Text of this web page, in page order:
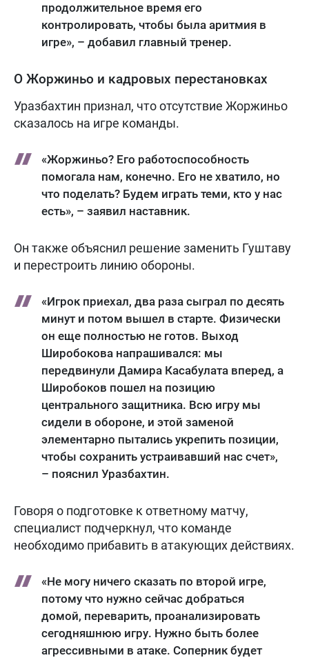
продолжительное время его
контролировать, чтобы была аритмия в
игре», – добавил главный тренер.
О Жоржиньо и кадровых перестановках
Уразбахтин признал, что отсутствие Жоржиньо
сказалось на игре команды.
«Жоржиньо? Его работоспособность
помогала нам, конечно. Его не хватило, но
что поделать? Будем играть теми, кто у нас
есть», – заявил наставник.
Он также объяснил решение заменить Гуштаву
и перестроить линию обороны.
«Игрок приехал, два раза сыграл по десять
минут и потом вышел в старте. Физически
он еще полностью не готов. Выход
Широбокова напрашивался: мы
передвинули Дамира Касабулата вперед, а
Широбоков пошел на позицию
центрального защитника. Всю игру мы
сидели в обороне, и этой заменой
элементарно пытались укрепить позиции,
чтобы сохранить устраивавший нас счет»,
– пояснил Уразбахтин.
Говоря о подготовке к ответному матчу,
специалист подчеркнул, что команде
необходимо прибавить в атакующих действиях.
«Не могу ничего сказать по второй игре,
потому что нужно сейчас добраться
домой, переварить, проанализировать
сегодняшнюю игру. Нужно быть более
агрессивными в атаке. Соперник будет